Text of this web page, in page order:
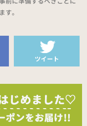
す。